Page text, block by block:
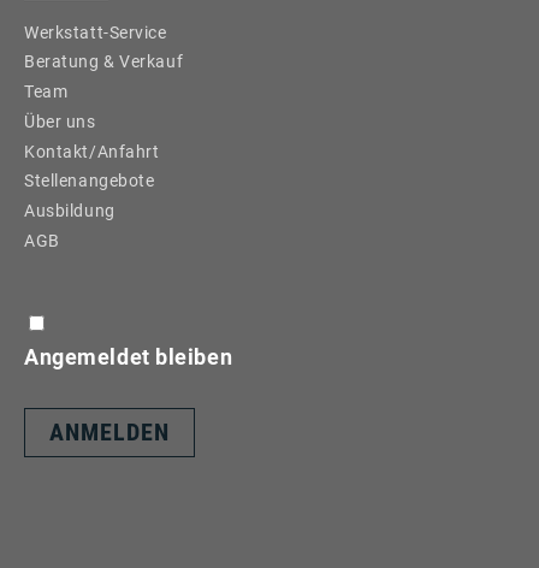
Werkstatt-Service
Beratung & Verkauf
Team
Über uns
Kontakt/Anfahrt
Stellenangebote
Ausbildung
AGB
Angemeldet bleiben